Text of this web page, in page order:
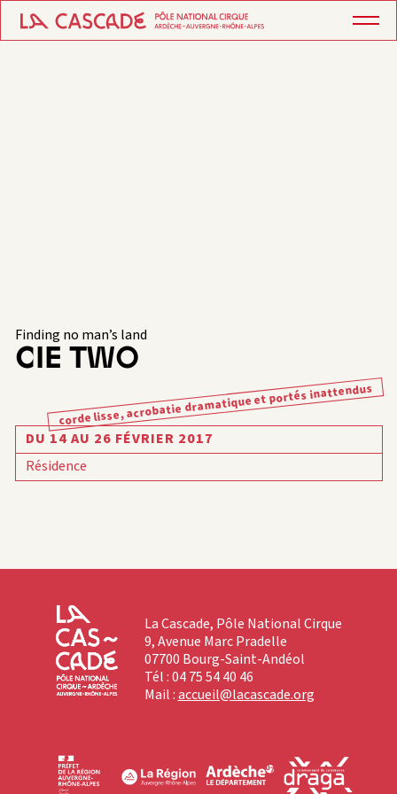
Finding no man’s land
CIE TWO
corde lisse, acrobatie dramatique et portés inattendus
DU 14 AU 26 FÉVRIER 2017
Résidence
La Cascade, Pôle National Cirque
9, Avenue Marc Pradelle
07700 Bourg-Saint-Andéol
Tél : 04 75 54 40 46
Mail :accueil@lacascade.org